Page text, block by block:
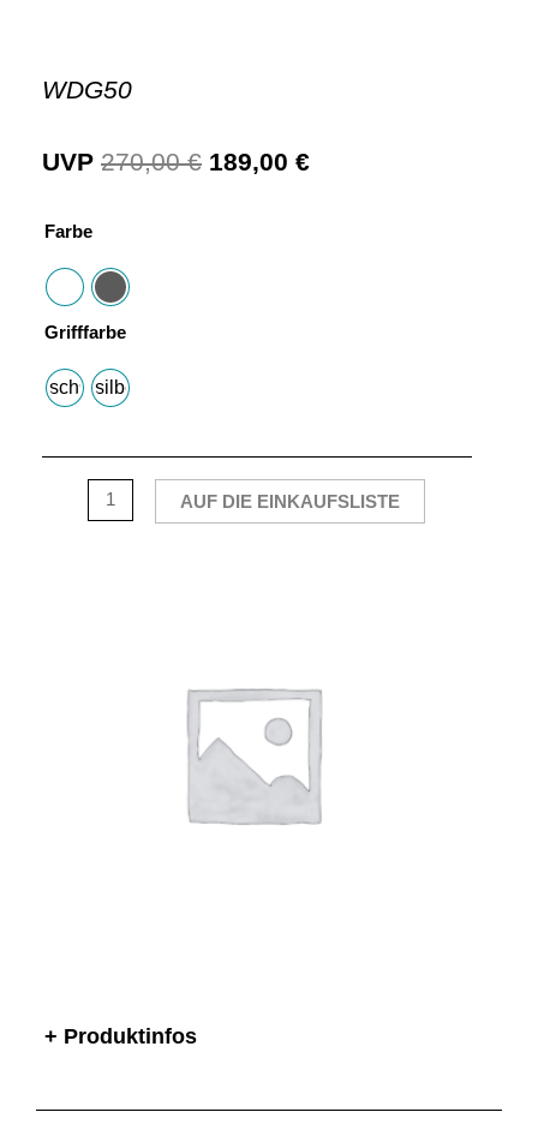
WDG50
UVP 270,00€ 189,00 €
Farbe
Grifffarbe
schwarz
silber
AUF DIE EINKAUFSLISTE
+ Produktinfos